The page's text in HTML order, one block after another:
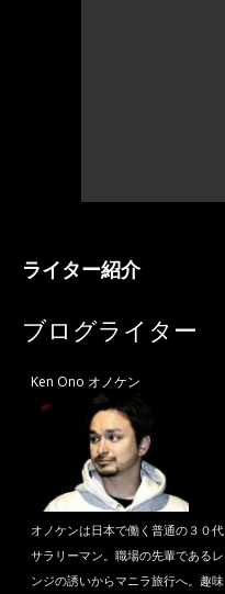
ライター紹介
ブログライター
Ken Ono オノケン
オノケンは日本で働く普通の３０代
サラリーマン。職場の先輩であるレ
ンジの誘いからマニラ旅行へ。趣味